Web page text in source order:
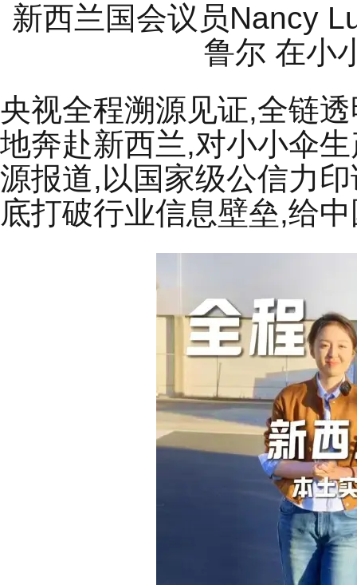
新西兰国会议员Nancy
鲁尔 在小
央视全程溯源见证,全链
地奔赴新西兰,对小小伞
源报道,以国家级公信力
底打破行业信息壁垒,给